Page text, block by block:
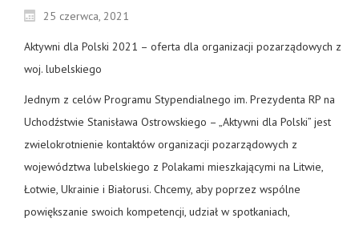
25 czerwca, 2021
Aktywni dla Polski 2021 – oferta dla organizacji pozarządowych z
woj. lubelskiego
Jednym z celów Programu Stypendialnego im. Prezydenta RP na
Uchodźstwie Stanisława Ostrowskiego – „Aktywni dla Polski” jest
zwielokrotnienie kontaktów organizacji pozarządowych z
województwa lubelskiego z Polakami mieszkającymi na Litwie,
Łotwie, Ukrainie i Białorusi. Chcemy, aby poprzez wspólne
powiększanie swoich kompetencji, udział w spotkaniach,